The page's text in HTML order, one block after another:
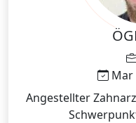
Mar
Angestellter